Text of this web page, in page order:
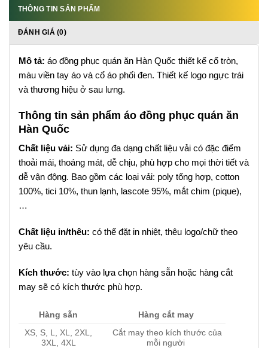
THÔNG TIN SẢN PHẨM
ĐÁNH GIÁ (0)
Mô tả: áo đồng phục quán ăn Hàn Quốc thiết kế cổ tròn,
màu viền tay áo và cổ áo phối đen. Thiết kế logo ngực trái
và thương hiệu ở sau lưng.
Thông tin sản phẩm áo đồng phục quán ăn
Hàn Quốc
Chất liệu vải: Sử dụng đa dạng chất liệu vải có đặc điểm
thoải mái, thoáng mát, dễ chịu, phù hợp cho mọi thời tiết và
dễ vận động. Bao gồm các loại vải: poly tổng hợp, cotton
100%, tici 10%, thun lạnh, lascote 95%, mắt chim (pique),
…
Chất liệu in/thêu: có thể đặt in nhiệt, thêu logo/chữ theo
yêu cầu.
Kích thước: tùy vào lựa chọn hàng sẵn hoặc hàng cắt
may sẽ có kích thước phù hợp.
Hàng sẵn
Hàng cắt may
XS, S, L, XL, 2XL,
3XL, 4XL
Cắt may theo kích thước của
mỗi người